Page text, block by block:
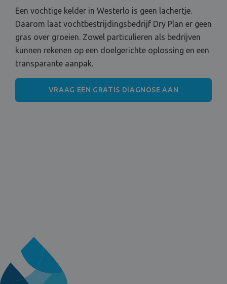
Een vochtige kelder in Westerlo is geen lachertje.
Daarom laat vochtbestrijdingsbedrijf Dry Plan er geen
gras over groeien. Zowel particulieren als bedrijven
kunnen rekenen op een doelgerichte oplossing en een
transparante aanpak.
VRAAG EEN GRATIS DIAGNOSE AAN